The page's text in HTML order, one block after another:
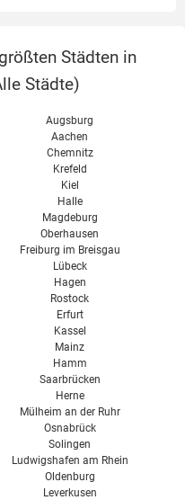
Städten in
Städte)
Augsburg
Aachen
Chemnitz
Krefeld
Kiel
Halle
Magdeburg
Oberhausen
Freiburg im Breisgau
Lübeck
Hagen
Rostock
Erfurt
Kassel
Mainz
Hamm
Saarbrücken
Herne
Mülheim an der Ruhr
Osnabrück
Solingen
Ludwigshafen am Rhein
Oldenburg
Leverkusen